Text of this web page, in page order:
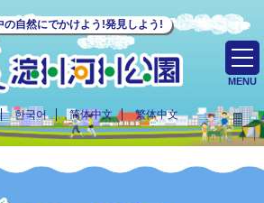
の自然にでかけよう!発見しよう!
한국어 简体中文 繁体中文
MENU